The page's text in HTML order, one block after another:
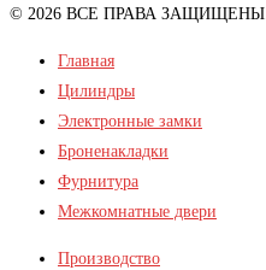
© 2026 ВСЕ ПРАВА ЗАЩИЩЕНЫ.
Главная
Цилиндры
Электронные замки
Броненакладки
Фурнитура
Межкомнатные двери
Производство